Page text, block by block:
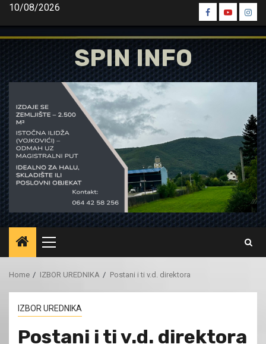
Skip
content
10/08/2026
Spin
Facebook
Spin
Youtube
Spin
SPIN INFO
Primary
Menu
Home IZBOR UREDNIKA Postani i ti v.d. direktora
IZBOR UREDNIKA
Postani i ti v.d. direktora